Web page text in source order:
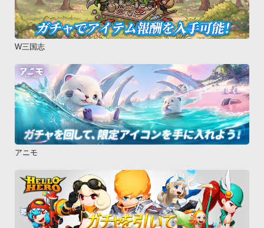
W三国志
アニモ